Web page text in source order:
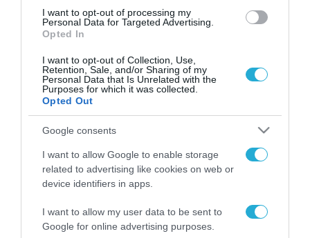
I want to opt-out of processing my
Personal Data for Targeted Advertising.
Opted In
I want to opt-out of Collection, Use,
Retention, Sale, and/or Sharing of my
Personal Data that Is Unrelated with the
Purposes for which it was collected.
Opted Out
Google consents
I want to allow Google to enable storage
related to advertising like cookies on web or
device identifiers in apps.
I want to allow my user data to be sent to
Google for online advertising purposes.